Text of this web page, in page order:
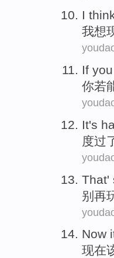
I
我想
If you
你若
It's
度过
That'
别再
Now
现在